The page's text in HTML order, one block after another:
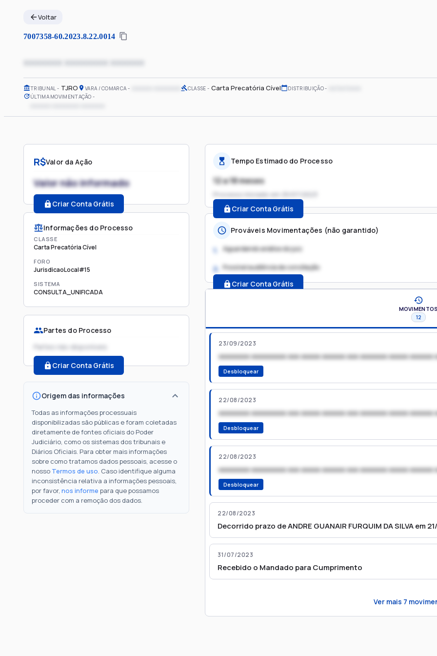
Voltar
7007358-60.2023.8.22.0014
xxxxxxxx xxxxxxxxx xxxxxxx
TRIBUNAL TJRO VARA / COMARCA CLASSE Carta Precatória Cível DISTRIBUIÇÃO
ÚLTIMA MOVIMENTAÇÃO
R$Valor da Ação
Valor não informado
Criar Conta Grátis
Informações do Processo
CLASSE
Carta Precatória Cível
FORO
JurisdicaoLocal#15
SISTEMA
CONSULTA_UNIFICADA
Partes do Processo
Partes não disponíveis
Criar Conta Grátis
Origem das informações
Todas as informações processuais
disponibilizadas são públicas e foram coletadas
diretamente de fontes oficiais do Poder
Judiciário, como os sistemas dos tribunais e
Diários Oficiais. Para obter mais informações
sobre como tratamos dados pessoais, acesse o
nosso Termos de uso. Caso identifique alguma
inconsistência relativa a informações pessoais,
por favor, nos informe para que possamos
proceder com a remoção dos dados.
Tempo Estimado do Processo
12 a 18 meses
Processo iniciado em
Criar Conta Grátis
Prováveis Movimentações (não garantido)
1. Aguardando análise do juiz
2. Possível audiência de conciliação
Criar Conta Grátis
MOVIMENTOS
12
23/09/2023
xxxxxxxx xxxxxxxxx xxx xxxxx xxxxxx xxx xxxxxxx xxxxx xxxxxx
Desbloquear
22/08/2023
xxxxxxxx xxxxxxxxx xxx xxxxx xxxxxx xxx xxxxxxx xxxxx xxxxxx
Desbloquear
22/08/2023
xxxxxxxx xxxxxxxxx xxx xxxxx xxxxxx xxx xxxxxxx xxxxx xxxxxx
Desbloquear
22/08/2023
Decorrido prazo de ANDRE GUANAIR FURQUIM DA SILVA em
31/07/2023
Recebido o Mandado para Cumprimento
Ver mais 7